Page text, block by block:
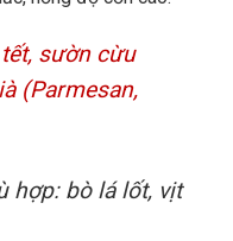
sườn cừu
(Parmesan,
hợp: bò lá lốt, vịt